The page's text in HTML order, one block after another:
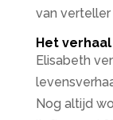
van verteller
Het verhaal
Elisabeth
Nog altijd